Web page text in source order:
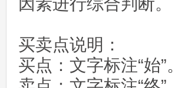
买卖点说明：
买点：文字标注“始”。